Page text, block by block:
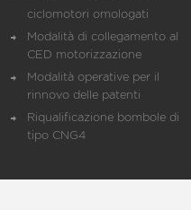
ciclomotori omologati
Modalità di collegamento al
CED motorizzazione
Modalità operative per il
rinnovo delle patenti
Riqualificazione bombole di
tipo CNG4